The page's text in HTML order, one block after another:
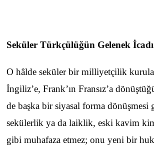
Seküler Türkçülüğün Gelenek İcadı
O hâlde seküler bir milliyetçilik
İngiliz’e, Frank’ın Fransız’a
de başka bir siyasal forma dönüşmesi
sekülerlik ya da laiklik, eski kavim
gibi muhafaza etmez; onu yeni bir